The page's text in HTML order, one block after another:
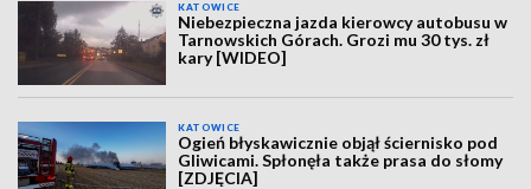
KATOWICE
Niebezpieczna jazda kierowcy autobusu w
Tarnowskich Górach. Grozi mu 30 tys. zł
kary [WIDEO]
KATOWICE
Ogień błyskawicznie objął ściernisko pod
Gliwicami. Spłonęła także prasa do słomy
[ZDJĘCIA]